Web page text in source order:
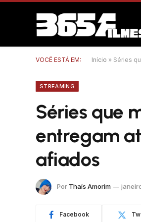
VOCÊ ESTÁ EM: Início » Séries
STREAMING
Séries que
entregam
afiados
Por Thaís Amorim
Facebook